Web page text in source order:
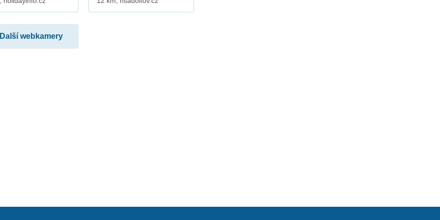
Další webkamery